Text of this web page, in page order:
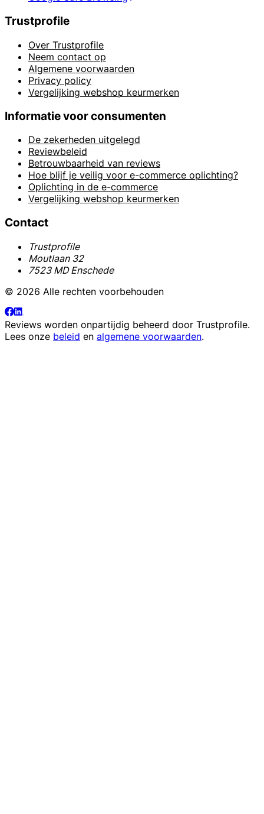
Trustprofile
Over Trustprofile
Neem contact op
Algemene voorwaarden
Privacy policy
Vergelijking webshop keurmerken
Informatie voor consumenten
De zekerheden uitgelegd
Reviewbeleid
Betrouwbaarheid van reviews
Hoe blijf je veilig voor e-commerce oplichting?
Oplichting in de e-commerce
Vergelijking webshop keurmerken
Contact
Trustprofile
Moutlaan 32
7523 MD Enschede
© 2026 Alle rechten voorbehouden
Reviews worden onpartijdig beheerd door Trustprofile.
Lees onze beleid en algemene voorwaarden.